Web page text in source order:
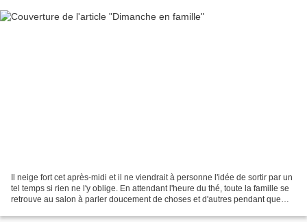
Il neige fort cet après-midi et il ne viendrait à personne l'idée de sortir par un
tel temps si rien ne l'y oblige. En attendant l'heure du thé, toute la famille se
retrouve au salon à parler doucement de choses et d'autres pendant que